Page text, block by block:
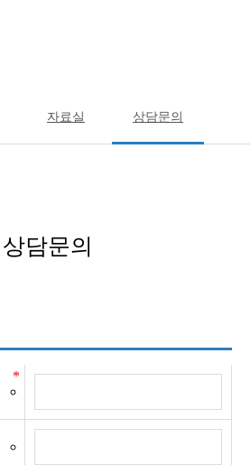
자료실 상담문의
상담문의